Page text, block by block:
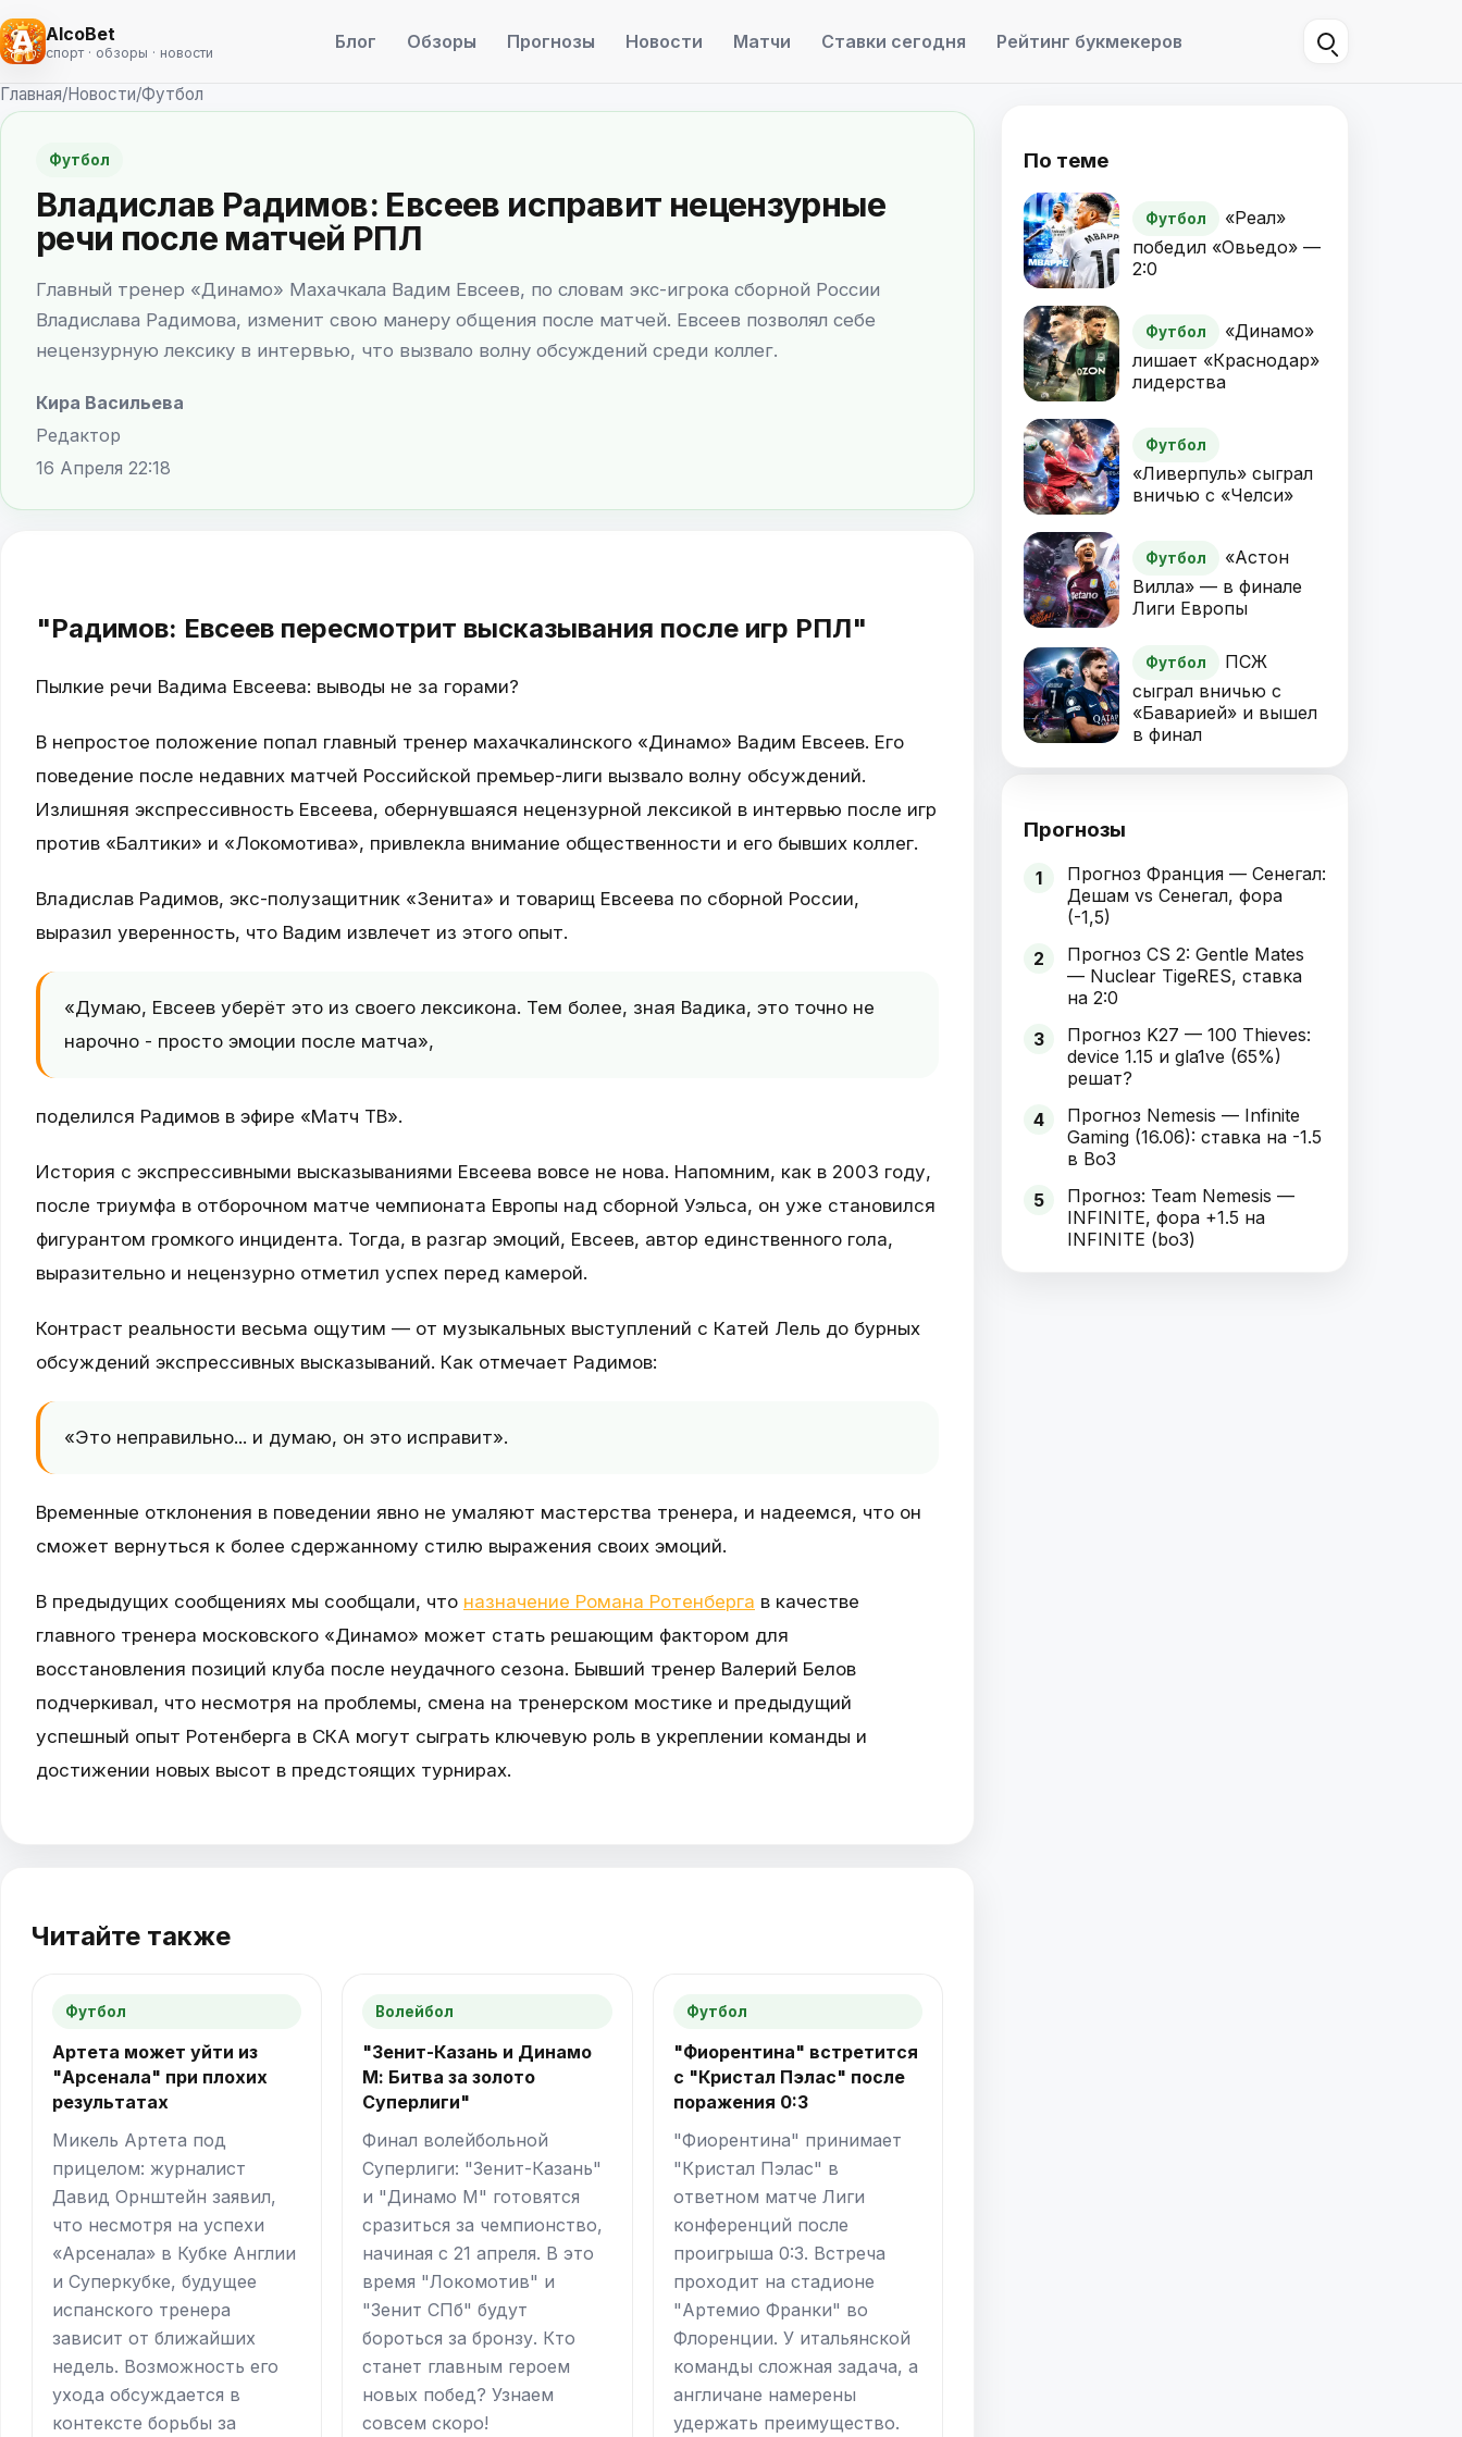
AlcoBet
спорт · обзоры · новости Блог Обзоры Прогнозы Новости Матчи Ставки сегодня Рейтинг букмекеров
Главная/Новости/Футбол
Футбол
Владислав Радимов: Евсеев исправит нецензурные
речи после матчей РПЛ
Главный тренер «Динамо» Махачкала Вадим Евсеев, по словам экс-игрока сборной России
Владислава Радимова, изменит свою манеру общения после матчей. Евсеев позволял себе
нецензурную лексику в интервью, что вызвало волну обсуждений среди коллег.
Кира Васильева
Редактор
16 Апреля 22:18
"Радимов: Евсеев пересмотрит высказывания после игр РПЛ"
Пылкие речи Вадима Евсеева: выводы не за горами?
В непростое положение попал главный тренер махачкалинского «Динамо» Вадим Евсеев. Его
поведение после недавних матчей Российской премьер-лиги вызвало волну обсуждений.
Излишняя экспрессивность Евсеева, обернувшаяся нецензурной лексикой в интервью после игр
против «Балтики» и «Локомотива», привлекла внимание общественности и его бывших коллег.
Владислав Радимов, экс-полузащитник «Зенита» и товарищ Евсеева по сборной России,
выразил уверенность, что Вадим извлечет из этого опыт.
«Думаю, Евсеев уберёт это из своего лексикона. Тем более, зная Вадика, это точно не
нарочно - просто эмоции после матча»,
поделился Радимов в эфире «Матч ТВ».
История с экспрессивными высказываниями Евсеева вовсе не нова. Напомним, как в 2003 году,
после триумфа в отборочном матче чемпионата Европы над сборной Уэльса, он уже становился
фигурантом громкого инцидента. Тогда, в разгар эмоций, Евсеев, автор единственного гола,
выразительно и нецензурно отметил успех перед камерой.
Контраст реальности весьма ощутим — от музыкальных выступлений с Катей Лель до бурных
обсуждений экспрессивных высказываний. Как отмечает Радимов:
«Это неправильно... и думаю, он это исправит».
Временные отклонения в поведении явно не умаляют мастерства тренера, и надеемся, что он
сможет вернуться к более сдержанному стилю выражения своих эмоций.
В предыдущих сообщениях мы сообщали, что назначение Романа Ротенберга в качестве
главного тренера московского «Динамо» может стать решающим фактором для
восстановления позиций клуба после неудачного сезона. Бывший тренер Валерий Белов
подчеркивал, что несмотря на проблемы, смена на тренерском мостике и предыдущий
успешный опыт Ротенберга в СКА могут сыграть ключевую роль в укреплении команды и
достижении новых высот в предстоящих турнирах.
Читайте также
Футбол
Артета может уйти из
"Арсенала" при плохих
результатах
Микель Артета под
прицелом: журналист
Давид Орнштейн заявил,
что несмотря на успехи
«Арсенала» в Кубке Англии
и Суперкубке, будущее
испанского тренера
зависит от ближайших
недель. Возможность его
ухода обсуждается в
контексте борьбы за
Волейбол
"Зенит-Казань и Динамо
М: Битва за золото
Суперлиги"
Финал волейбольной
Суперлиги: "Зенит-Казань"
и "Динамо М" готовятся
сразиться за чемпионство,
начиная с 21 апреля. В это
время "Локомотив" и
"Зенит СПб" будут
бороться за бронзу. Кто
станет главным героем
новых побед? Узнаем
совсем скоро!
Футбол
"Фиорентина" встретится
с "Кристал Пэлас" после
поражения 0:3
"Фиорентина" принимает
"Кристал Пэлас" в
ответном матче Лиги
конференций после
проигрыша 0:3. Встреча
проходит на стадионе
"Артемио Франки" во
Флоренции. У итальянской
команды сложная задача, а
англичане намерены
удержать преимущество.
По теме
Футбол
«Реал»
победил «Овьедо» —
2:0
Футбол
«Динамо»
лишает «Краснодар»
лидерства
Футбол
«Ливерпуль» сыграл
вничью с «Челси»
Футбол
«Астон
Вилла» — в финале
Лиги Европы
Футбол
ПСЖ
сыграл вничью с
«Баварией» и вышел
в финал
Прогнозы
1
Прогноз Франция — Сенегал:
Дешам vs Сенегал, фора
(-1,5)
2
Прогноз CS 2: Gentle Mates
— Nuclear TigeRES, ставка
на 2:0
3
Прогноз K27 — 100 Thieves:
device 1.15 и gla1ve (65%)
решат?
4
Прогноз Nemesis — Infinite
Gaming (16.06): ставка на -1.5
в Bo3
5
Прогноз: Team Nemesis —
INFINITE, фора +1.5 на
INFINITE (bo3)